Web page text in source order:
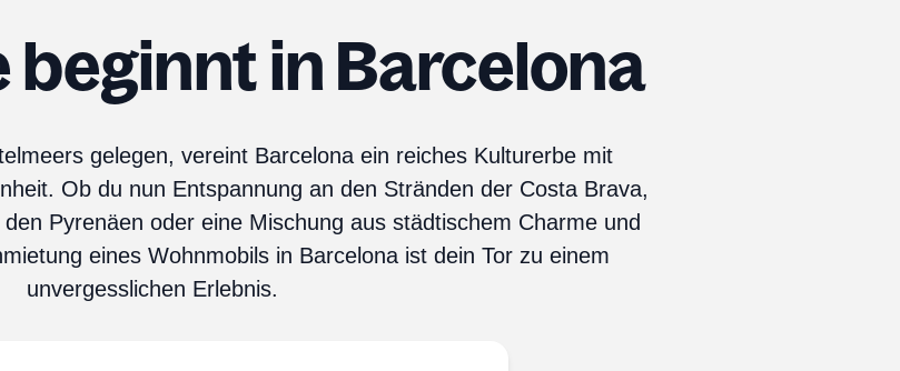
beginnt in Barcelona
gelegen, vereint Barcelona ein reiches Kulturerbe mit
Ob du nun Entspannung an den Stränden der Costa Brava,
Pyrenäen oder eine Mischung aus städtischem Charme und
eines Wohnmobils in Barcelona ist dein Tor zu einem
unvergesslichen Erlebnis.